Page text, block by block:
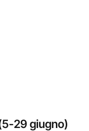
29 giugno)